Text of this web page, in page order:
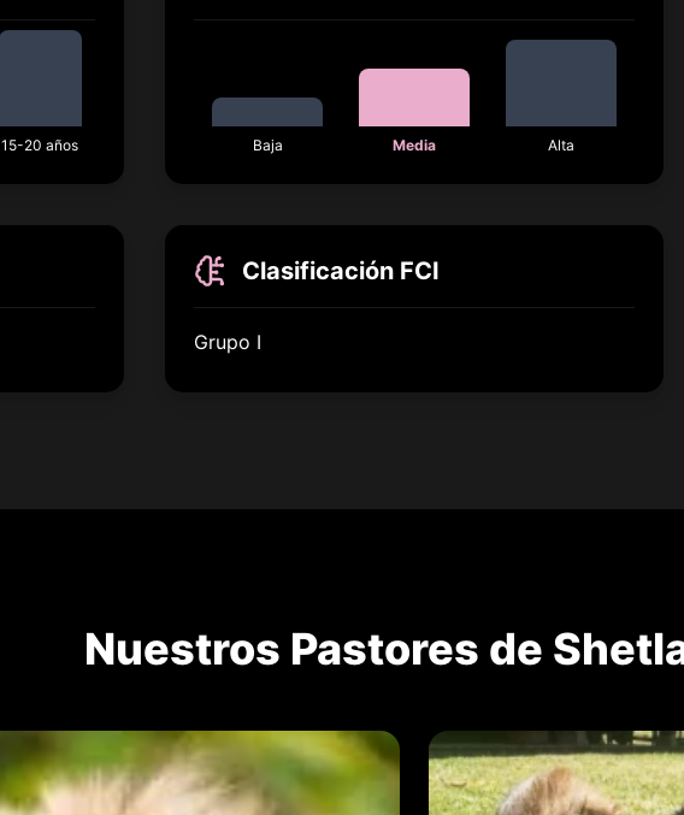
15-20 años Baja Media Alta
Clasificación FCI
Grupo I
Nuestros Pastores de